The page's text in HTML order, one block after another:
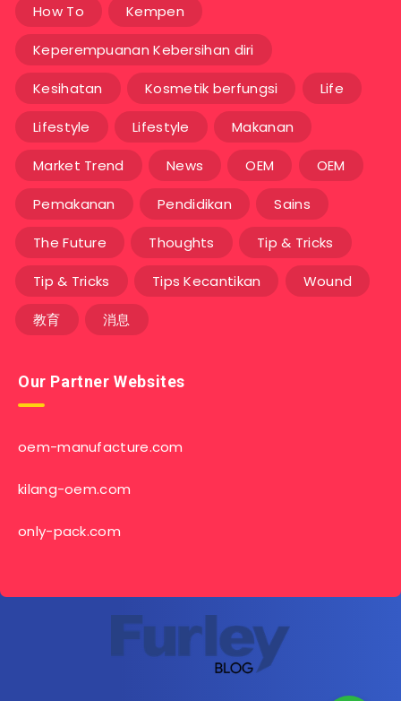
How To Kempen
Keperempuanan Kebersihan diri
Kesihatan Kosmetik berfungsi Life
Lifestyle Lifestyle Makanan
Market Trend News OEM OEM
Pemakanan Pendidikan Sains
The Future Thoughts Tip & Tricks
Tip & Tricks Tips Kecantikan Wound
教育 消息
Our Partner Websites
oem-manufacture.com
kilang-oem.com
only-pack.com